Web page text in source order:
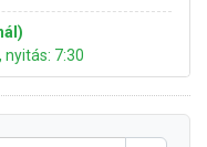
7:30